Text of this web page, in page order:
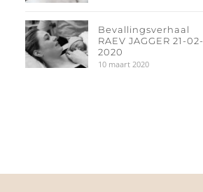
Bevallingsverhaal
RAEV JAGGER 21-02-
2020
10 maart 2020